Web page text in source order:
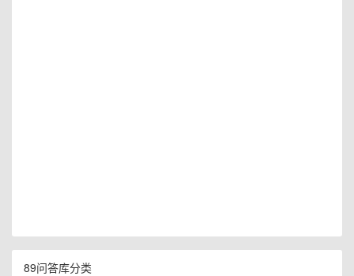
89问答库分类